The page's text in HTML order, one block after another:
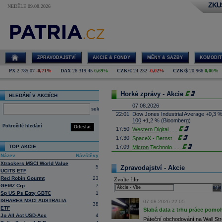
NEDĚLE 09.08.2026
ZPRAVODAJSTVÍ AKCIE & FONDY MĚNY & SAZBY
PX 2 785,07 -0,71% DAX 26 319,45 0,69% CZK/€ 24,232 -0,02% CZK/$ 20,966 0,00%
HLEDÁNÍ V AKCIÍCH
select
Odeslat
Pokročilé hledání
TOP AKCIE
Název
Návštěvy
Xtrackers MSCI World Value
UCITS ETF
5
Red Robin Gourmt
23
GEMZ Crp
7
Sp US Ps Eqty GBTC
1
ISHARES MSCI AUSTRALIA
ETF
38
Jp All Act USD-Acc
4
Horké zprávy - Akcie
07.08.2026
22:01
Dow Jones Industrial Average +0,3
100 +1,2 % (Bloomberg)
17:50 Western Digital
17:30 SpaceX - Bernst
17:09 Micron Technolo
16:26
Objem obchodů s akciemi na
obchodů za poslední rok je 0,665
16:23 Zvýšení výroby balistických střel
nějakou dobu potrvá. Agentuře
Armin Papperger. Společná výroba
doplnit arzenál Spojeným státům,
(ČTK)
16:07 Conocophillips
Zpravodajství - Akcie
Zvolte filtr
07.08.2026 22:05
Slabá data z trhu práce
Páteční obchodování na Wall